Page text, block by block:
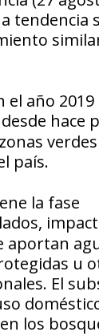
tendencia
el año
hace
país.
la fase
aportan
u
El
los